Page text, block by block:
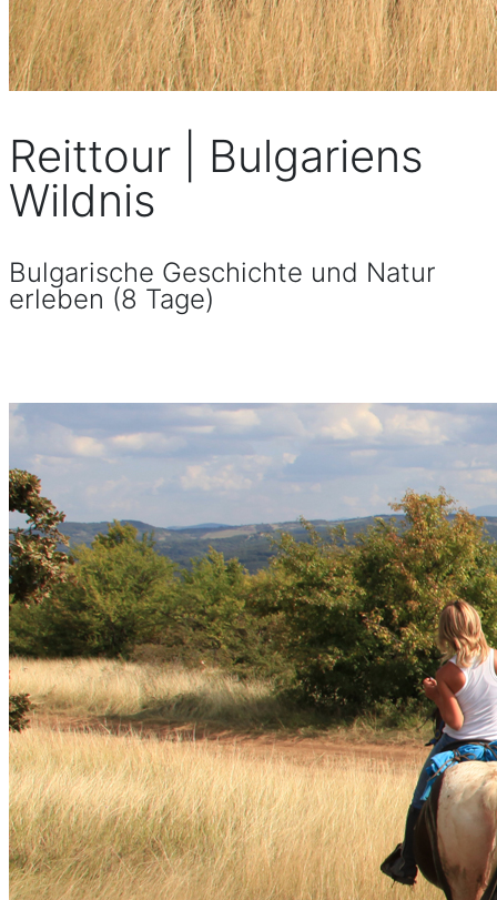
Reittour | Bulgariens
Wildnis
Bulgarische Geschichte und Natur
erleben (8 Tage)